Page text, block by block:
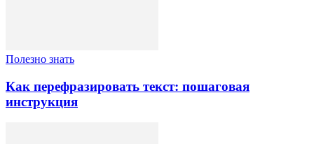
Полезно знать
Как перефразировать текст: пошаговая
инструкция